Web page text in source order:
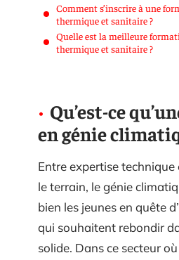
Comment s’inscrire à une
thermique et sanitaire ?
Quelle est la meilleure
thermique et sanitaire ?
Qu’est-ce
en génie
Entre expertise
le terrain, le génie
bien les jeunes en quête
qui souhaitent rebondir
solide. Dans ce secteur